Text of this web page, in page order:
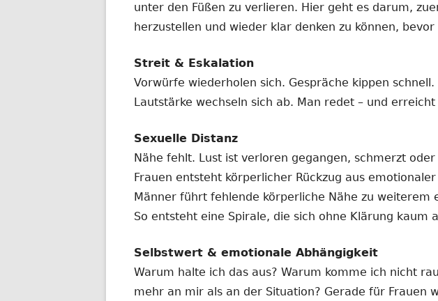
unter den Füßen zu verlieren. Hier geht es darum,
herzustellen und wieder klar denken zu können,
Streit & Eskalation
Vorwürfe wiederholen sich. Gespräche kippen schnell.
Lautstärke wechseln sich ab. Man redet – und
Sexuelle Distanz
Nähe fehlt. Lust ist verloren gegangen, schmerzt
Frauen entsteht körperlicher Rückzug aus
Männer führt fehlende körperliche Nähe zu weiterem
So entsteht eine Spirale, die sich ohne Klärung kaum
Selbstwert & emotionale Abhängigkeit
Warum halte ich das aus? Warum komme ich nicht
mehr an mir als an der Situation? Gerade für Frauen